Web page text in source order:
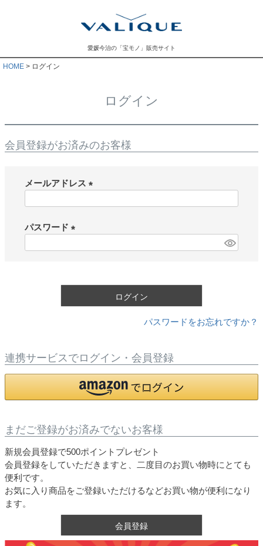
愛媛今治の「宝モノ」販売サイト
HOME ログイン
ログイン
会員登録がお済みのお客様
メールアドレス
パスワード
)
ログイン
パスワードをお忘れですか？
連携サービスでログイン・会員登録
まだご登録がお済みでないお客様
新規会員登録で500ポイントプレゼント
会員登録をしていただきますと、二度目のお買い物時にとても
便利です。
お気に入り商品をご登録いただけるなどお買い物が便利になり
ます。
会員登録